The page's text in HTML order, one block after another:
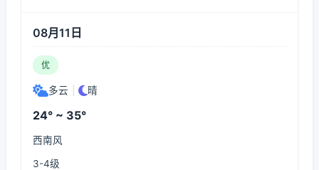
08月11日
优
多云 晴
24° ~ 35°
西南风
3-4级